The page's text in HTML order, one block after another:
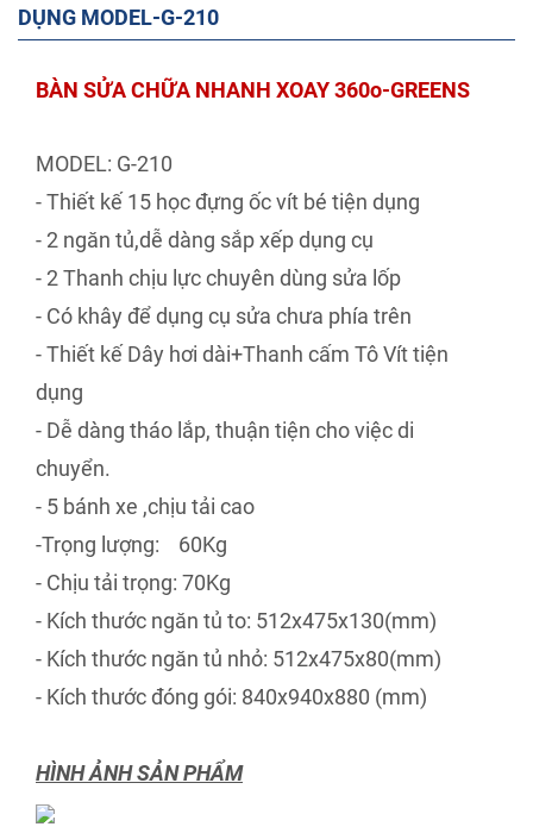
DỤNG MODEL-G-210
BÀN SỬA CHỮA NHANH XOAY 360o-GREENS
MODEL: G-210
- Thiết kế 15 học đựng ốc vít bé tiện dụng
- 2 ngăn tủ,dễ dàng sắp xếp dụng cụ
- 2 Thanh chịu lực chuyên dùng sửa lốp
- Có khây để dụng cụ sửa chưa phía trên
- Thiết kế Dây hơi dài+Thanh cấm Tô Vít tiện
dụng
- Dễ dàng tháo lắp, thuận tiện cho việc di
chuyển.
- 5 bánh xe ,chịu tải cao
-Trọng lượng: 60Kg
- Chịu tải trọng: 70Kg
- Kích thước ngăn tủ to: 512x475x130(mm)
- Kích thước ngăn tủ nhỏ: 512x475x80(mm)
- Kích thước đóng gói: 840x940x880 (mm)
HÌNH ẢNH SẢN PHẨM